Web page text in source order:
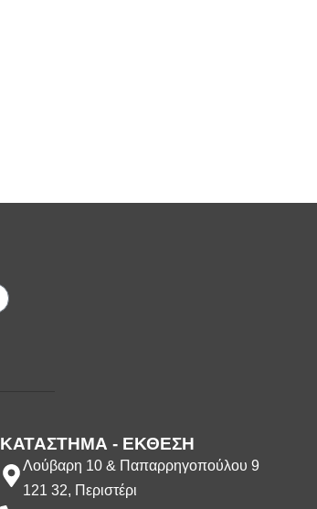
ΚΑΤΑΣΤΗΜΑ - ΕΚΘΕΣΗ
Λούβαρη 10 & Παπαρρηγοπούλου 9
121 32, Περιστέρι